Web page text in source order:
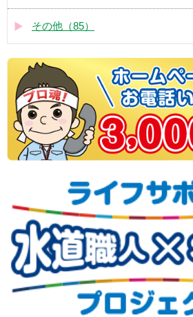
その他（85）